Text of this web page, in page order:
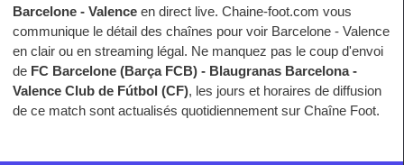
Barcelone - Valence en direct live. Chaine-foot.com vous
communique le détail des chaînes pour voir Barcelone - Valence
en clair ou en streaming légal. Ne manquez pas le coup d'envoi
de FC Barcelone (Barça FCB) - Blaugranas Barcelona -
Valence Club de Fútbol (CF), les jours et horaires de diffusion
de ce match sont actualisés quotidiennement sur Chaîne Foot.